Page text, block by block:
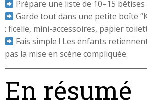
Prépare une liste de 10–15 bêtises
Garde tout dans une petite boîte
: ficelle, mini-accessoires, papier
Fais simple ! Les enfants
pas la mise en scène compliquée.
En résumé